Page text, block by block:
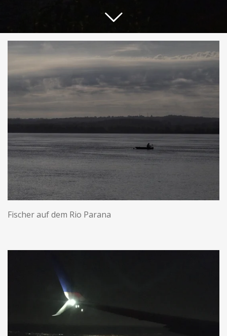
Fischer auf dem Rio Parana